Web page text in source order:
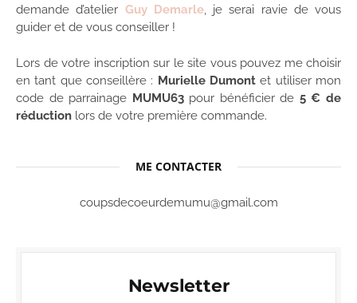
demande d’atelier Guy Demarle, je serai ravie de vous
guider et de vous conseiller !
Lors de votre inscription sur le site vous pouvez me choisir
en tant que conseillère : Murielle Dumont et utiliser mon
code de parrainage MUMU63pour bénéficier de 5 € de
réduction lors de votre première commande.
ME CONTACTER
coupsdecoeurdemumu@gmail.com
Newsletter